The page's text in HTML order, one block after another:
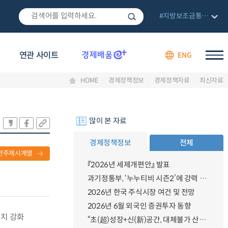
연관 사이트 ENG
#지방보조금통합관리망
HOME 경제정책정보 경제정책자료 최신자료
주제시계열
강화
많이 본 자료
경제정책정보 전체
『2026년 세제개편안』 발표
과기정통부, ‘누누티비 시즌2’에 강력 대응 의지 밝혀
2026년 한국 주식시장 여건 및 전망
2026년 6월 외국인 증권투자 동향
“초(超)성장+신(新)공간, 대체불가 산업강국”